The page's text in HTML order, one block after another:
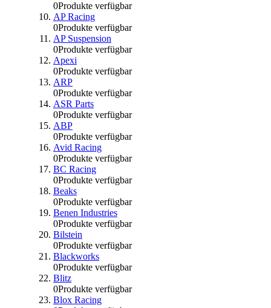
0Produkte verfügbar
AP Racing
0Produkte verfügbar
AP Suspension
0Produkte verfügbar
Apexi
0Produkte verfügbar
ARP
0Produkte verfügbar
ASR Parts
0Produkte verfügbar
ABP
0Produkte verfügbar
Avid Racing
0Produkte verfügbar
BC Racing
0Produkte verfügbar
Beaks
0Produkte verfügbar
Benen Industries
0Produkte verfügbar
Bilstein
0Produkte verfügbar
Blackworks
0Produkte verfügbar
Blitz
0Produkte verfügbar
Blox Racing